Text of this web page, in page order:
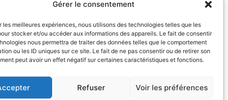
Gérer le consentement
les meilleures expériences, nous utilisons des technologies telles que les
stocker et/ou accéder aux informations des appareils. Le fait de consentir
nous permettra de traiter des données telles que le comportement
ou les ID uniques sur ce site. Le fait de ne pas consentir ou de retirer son
peut avoir un effet négatif sur certaines caractéristiques et fonctions.
Refuser Voir les préférences
de services Politique de confidentialité